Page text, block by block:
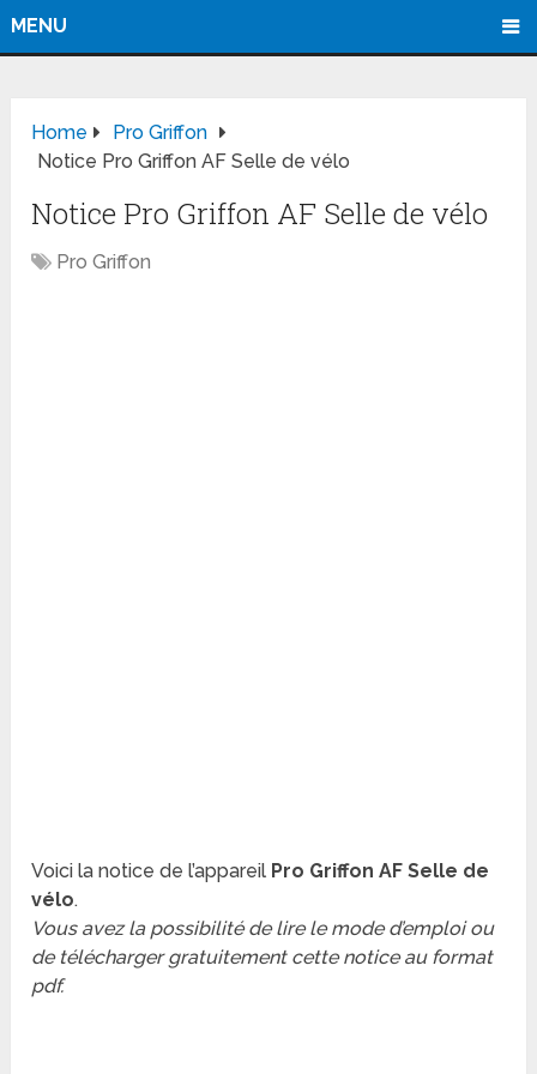
MENU
Home
Pro Griffon
Notice Pro Griffon AF Selle de vélo
Notice Pro Griffon AF Selle de vélo
Pro Griffon
Voici la notice de l’appareil Pro Griffon AF Selle de
vélo.
Vous avez la possibilité de lire le mode d’emploi ou
de télécharger gratuitement cette notice au format
pdf.